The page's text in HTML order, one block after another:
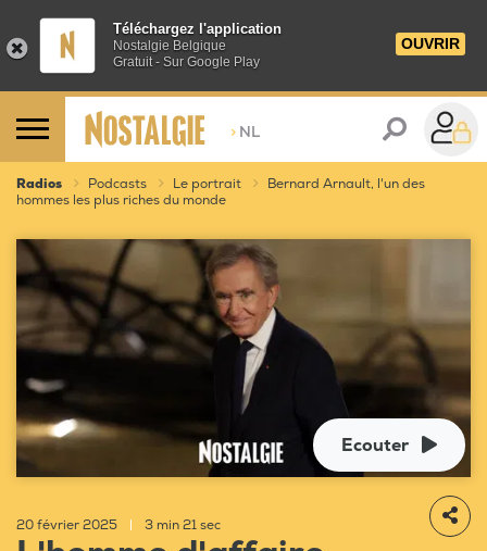
Téléchargez l'application
Nostalgie Belgique
Gratuit - Sur Google Play
OUVRIR
> NL
Radios Podcasts Le portrait
Bernard Arnault, l'un des
hommes les plus riches du monde
Ecouter
20 février 2025 3 min 21 sec